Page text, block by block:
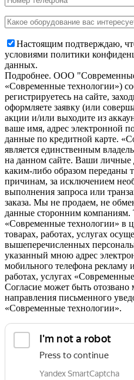
Настоящим подтверждаю,
условиями политики
данных.
Подробнее. OOO
«Современные технологии»)
регистрируетесь на сайте,
оформляете заявку (или
акции и/или выходите из
ваше имя, адрес электронной
данные по кредитной карте.
является единственным
на данном сайте. Ваши личные
каким-либо образом переданы
причинам, за исключением
выполнения запроса или
заказа. Мы не продаем, не
данные сторонним компаниям.
«Современные технологии» в
товарах, работах, услугах
вышеперечисленных
указанный мною адрес
мобильного телефона рекламу
работах, услугах
Согласие может быть
направления письменного
«Современные технологии».